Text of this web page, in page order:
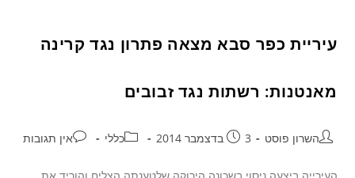
עיריית כפר סבא מצאה פתרון נגד קרינה
מאנטנות: רשתות נגד זבובים
השרון פוסט 3 בדצמבר 2014 כללי אין תגובות